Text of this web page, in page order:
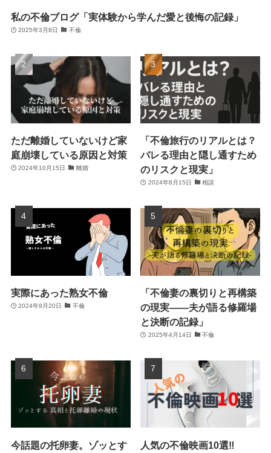
私の不倫ブログ「実体験から学んだ愛と後悔の記録」
2025年3月8日 不倫
ただ離婚していないけど家
庭崩壊している原因と対策
2024年10月15日 離婚
「不倫旅行のリアルとは？
バレる理由と隠し通すため
のリスクと現実」
2024年8月15日 相談
実際にあった熟女不倫
2024年9月20日 不倫
「不倫妻の裏切りと再構築
の現実――夫が語る修羅場
と決断の記録」
2025年4月14日 不倫
今話題の托卵妻。ゾッとす
人気の不倫映画10選‼